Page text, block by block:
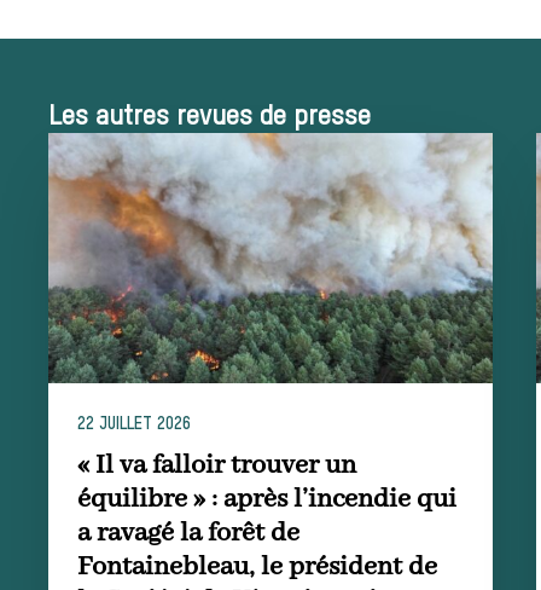
chasse
Les missions de la Société de Vènerie
Assister à une chasse à courre
Déroulement
d’une journée
de chasse
Les autres revues de presse
22 JUILLET 2026
« Il va falloir trouver un
équilibre » : après l’incendie qui
a ravagé la forêt de
Fontainebleau, le président de